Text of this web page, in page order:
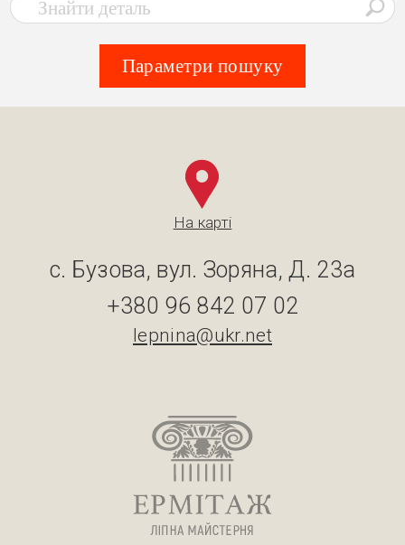
Параметри пошуку
На карті
с. Бузова, вул. Зоряна, Д. 23а
+380 96 842 07 02
lepnina@ukr.net